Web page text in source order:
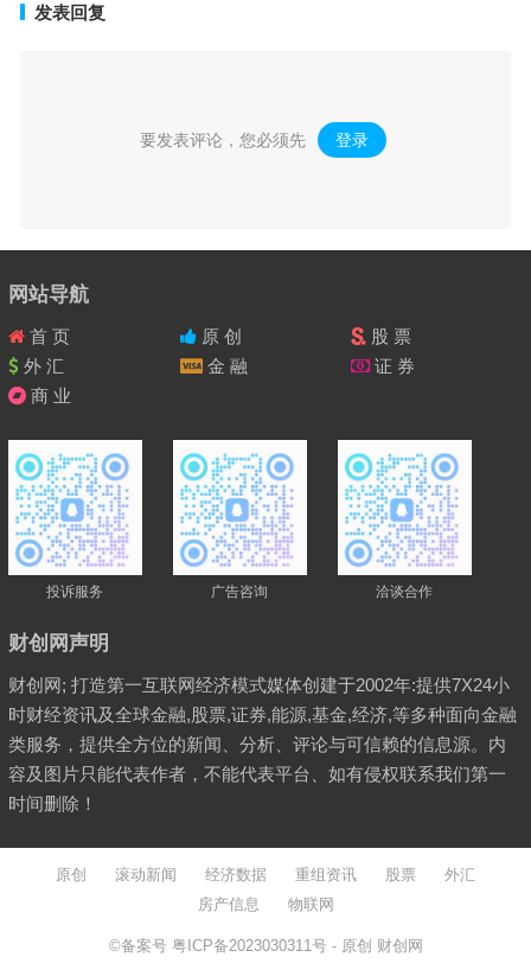
发表回复
要发表评论，您必须先 登录 。
网站导航
首 页 原 创
股 票
外 汇
金 融
证 券
商 业
投诉服务 广告咨询 洽谈合作
财创网声明
财创网; 打造第一互联网经济模式媒体创建于2002年:提供7X24小
时财经资讯及全球金融,股票,证券,能源,基金,经济,等多种面向金融
类服务，提供全方位的新闻、分析、评论与可信赖的信息源。内
容及图片只能代表作者，不能代表平台、如有侵权联系我们第一
时间删除！
原创 滚动新闻 经济数据 重组资讯 股票
外汇
房产信息
物联网
©备案号 粤ICP备2023030311号 - 原创 财创网